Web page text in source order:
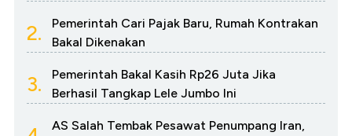
2.
Pemerintah Cari Pajak Baru, Rumah Kontrakan
Bakal Dikenakan
3.
Pemerintah Bakal Kasih Rp26 Juta Jika
Berhasil Tangkap Lele Jumbo Ini
AS Salah Tembak Pesawat Penumpang Iran,